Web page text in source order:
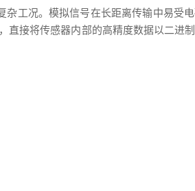
工况。模拟信号在长距离传输中易受
接将传感器内部的高精度数据以二进